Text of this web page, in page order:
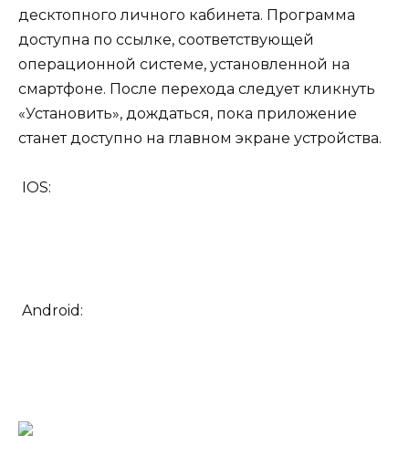
десктопного личного кабинета. Программа
доступна по ссылке, соответствующей
операционной системе, установленной на
смартфоне. После перехода следует кликнуть
«Установить», дождаться, пока приложение
станет доступно на главном экране устройства.
IOS:
Android: